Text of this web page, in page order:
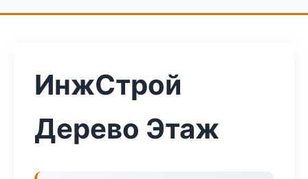
ИнжСтрой
Дерево Этаж